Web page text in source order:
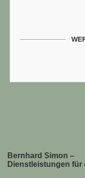
Bernhard Simon –
Dienstleistungen für